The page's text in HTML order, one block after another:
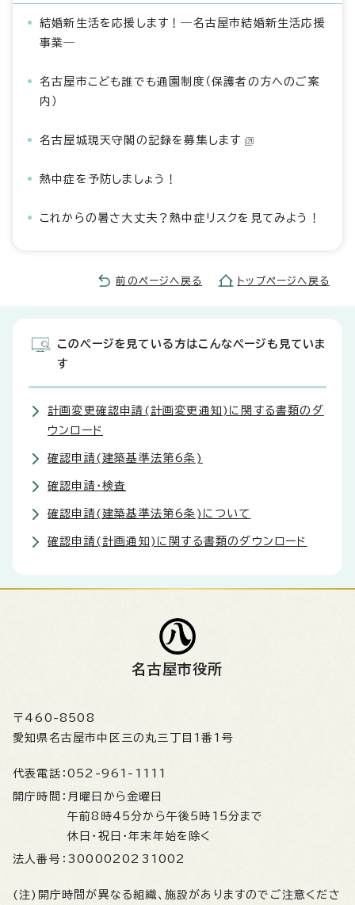
結婚新生活を応援します！―名古屋市結婚新生活応援
事業―
名古屋市こども誰でも通園制度（保護者の方へのご案
内）
名古屋城現天守閣の記録を募集します
熱中症を予防しましょう！
これからの暑さ大丈夫？熱中症リスクを見てみよう！
前のページへ戻る トップページへ戻る
このページを見ている方はこんなページも見ていま
す
計画変更確認申請(計画変更通知)に関する書類のダ
ウンロード
確認申請(建築基準法第6条)
確認申請・検査
確認申請(建築基準法第6条)について
確認申請(計画通知)に関する書類のダウンロード
名古屋市役所
〒460-8508
愛知県名古屋市中区三の丸三丁目1番1号
代表電話： 052-961-1111
開庁時間： 月曜日から金曜日
午前8時45分から午後5時15分まで
休日・祝日・年末年始を除く
法人番号： 3000020231002
(注)開庁時間が異なる組織、施設がありますのでご注意くださ